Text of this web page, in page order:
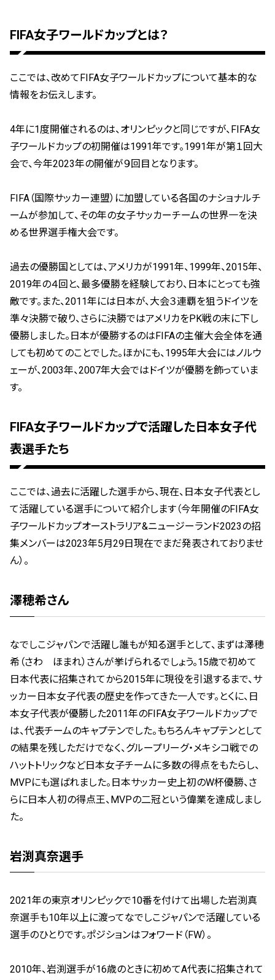
FIFA女子ワールドカップとは？
ここでは、改めてFIFA女子ワールドカップについて基本的な
情報をお伝えします。
4年に1度開催されるのは、オリンピックと同じですが、FIFA女
子ワールドカップの初開催は1991年です。1991年が第１回大
会で、今年2023年の開催が９回目となります。
FIFA（国際サッカー連盟）に加盟している各国のナショナルチ
ームが参加して、その年の女子サッカーチームの世界一を決
める世界選手権大会です。
過去の優勝国としては、アメリカが1991年、1999年、2015年、
2019年の４回と、最多優勝を経験しており、日本にとっても強
敵です。また、2011年には日本が、大会３連覇を狙うドイツを
準々決勝で破り、さらに決勝ではアメリカをPK戦の末に下し
優勝しました。日本が優勝するのはFIFAの主催大会全体を通
しても初めてのことでした。ほかにも、1995年大会にはノルウ
ェーが、2003年、2007年大会ではドイツが優勝を飾っていま
す。
FIFA女子ワールドカップで活躍した日本女子代
表選手たち
ここでは、過去に活躍した選手から、現在、日本女子代表とし
て活躍している選手について紹介します（今年開催のFIFA女
子ワールドカップオーストラリア&ニュージーランド2023の招
集メンバーは2023年5月29日現在でまだ発表されておりませ
ん）。
澤穂希さん
なでしこジャパンで活躍し誰もが知る選手として、まずは澤穂
希（さわ ほまれ）さんが挙げられるでしょう。15歳で初めて
日本代表に招集されてから2015年に現役を引退するまで、サ
ッカー日本女子代表の歴史を作ってきた一人です。とくに、日
本女子代表が優勝した2011年のFIFA女子ワールドカップで
は、代表チームのキャプテンでした。もちろんキャプテンとして
の結果を残しただけでなく、グループリーグ・メキシコ戦での
ハットトリックなど日本女子チームに多数の得点をもたらし、
MVPにも選ばれました。日本サッカー史上初のW杯優勝、さ
らに日本人初の得点王、MVPの二冠という偉業を達成しまし
た。
岩渕真奈選手
2021年の東京オリンピックで10番を付けて出場した岩渕真
奈選手も10年以上に渡ってなでしこジャパンで活躍している
選手のひとりです。ポジションはフォワード（FW）。
2010年、岩渕選手が16歳のときに初めてA代表に招集されて